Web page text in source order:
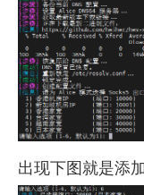
出现下图就是添